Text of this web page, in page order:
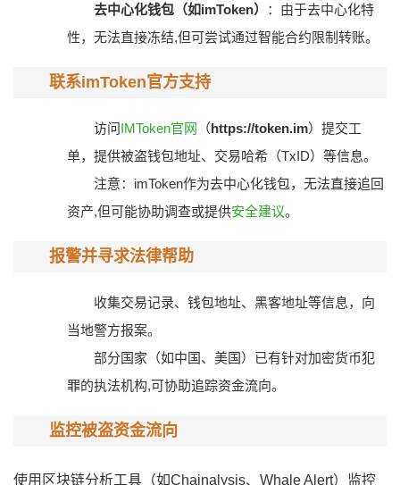
去中心化钱包（如imToken）
：由于去中心化特
性，无法直接冻结,但可尝试通过智能合约限制转账。
联系imToken官方支持
访问IMToken官网 （https://token.im）提交工
单，提供被盗钱包地址、交易哈希（TxID）等信息。
注意：imToken作为去中心化钱包，无法直接追回
资产,但可能协助调查或提供安全建议。
报警并寻求法律帮助
收集交易记录、钱包地址、黑客地址等信息，向
当地警方报案。
部分国家（如中国、美国）已有针对加密货币犯
罪的执法机构,可协助追踪资金流向。
监控被盗资金流向
使用区块链分析工具（如Chainalysis、Whale Alert）监控